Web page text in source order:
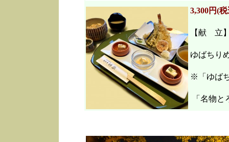
3,300円(
【献 立
ゆばちり
※「ゆば
「名物と